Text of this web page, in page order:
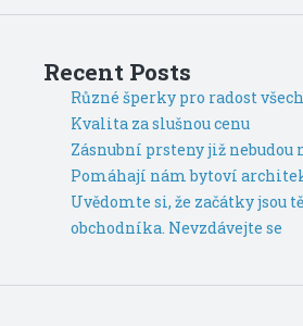
Recent Posts
Různé šperky pro radost všech
Kvalita za slušnou cenu
Zásnubní prsteny již nebudou
Pomáhají nám bytoví
Uvědomte si, že začátky jsou
obchodníka. Nevzdávejte se